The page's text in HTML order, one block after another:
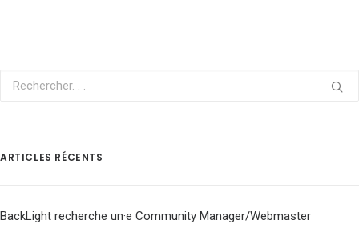
ARTICLES RÉCENTS
BackLight recherche un·e Community Manager/Webmaster